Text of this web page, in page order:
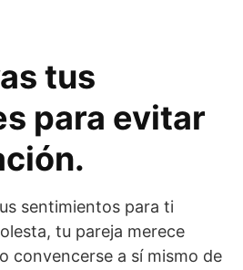
tus
para evitar
sentimientos para ti
tu pareja merece
convencerse a sí mismo de